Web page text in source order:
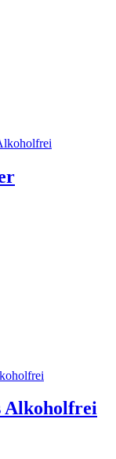
Alkoholfrei